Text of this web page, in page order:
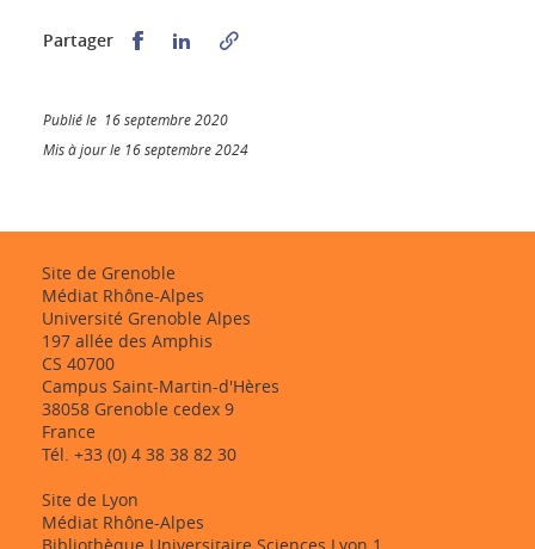
Partager Partager sur Facebook
Partager sur LinkedIn
Publié le 16 septembre 2020
Mis à jour le 16 septembre 2024
Site de Grenoble
Médiat Rhône-Alpes
Université Grenoble Alpes
197 allée des Amphis
CS 40700
Campus Saint-Martin-d'Hères
38058 Grenoble cedex 9
France
Tél. +33 (0) 4 38 38 82 30
Site de Lyon
Médiat Rhône-Alpes
Bibliothèque Universitaire Sciences Lyon 1